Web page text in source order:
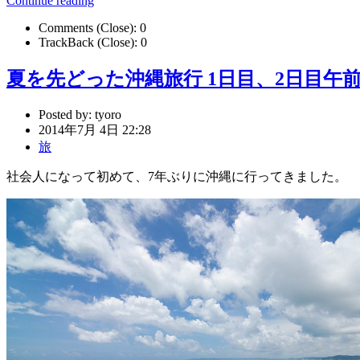
Comments (Close): 0
TrackBack (Close): 0
夏を先どった沖縄旅行 1日目、2日目午
Posted by: tyoro
2014年7月 4日 22:28
旅
社会人になって初めて、7年ぶりに沖縄に行ってきました。